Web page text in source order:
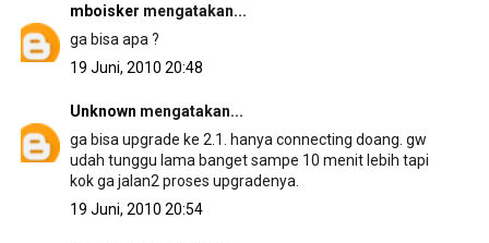
mboisker mengatakan...
ga bisa apa ?
19 Juni, 2010 20:48
Unknown mengatakan...
ga bisa upgrade ke 2.1. hanya connecting doang. gw
udah tunggu lama banget sampe 10 menit lebih tapi
kok ga jalan2 proses upgradenya.
19 Juni, 2010 20:54